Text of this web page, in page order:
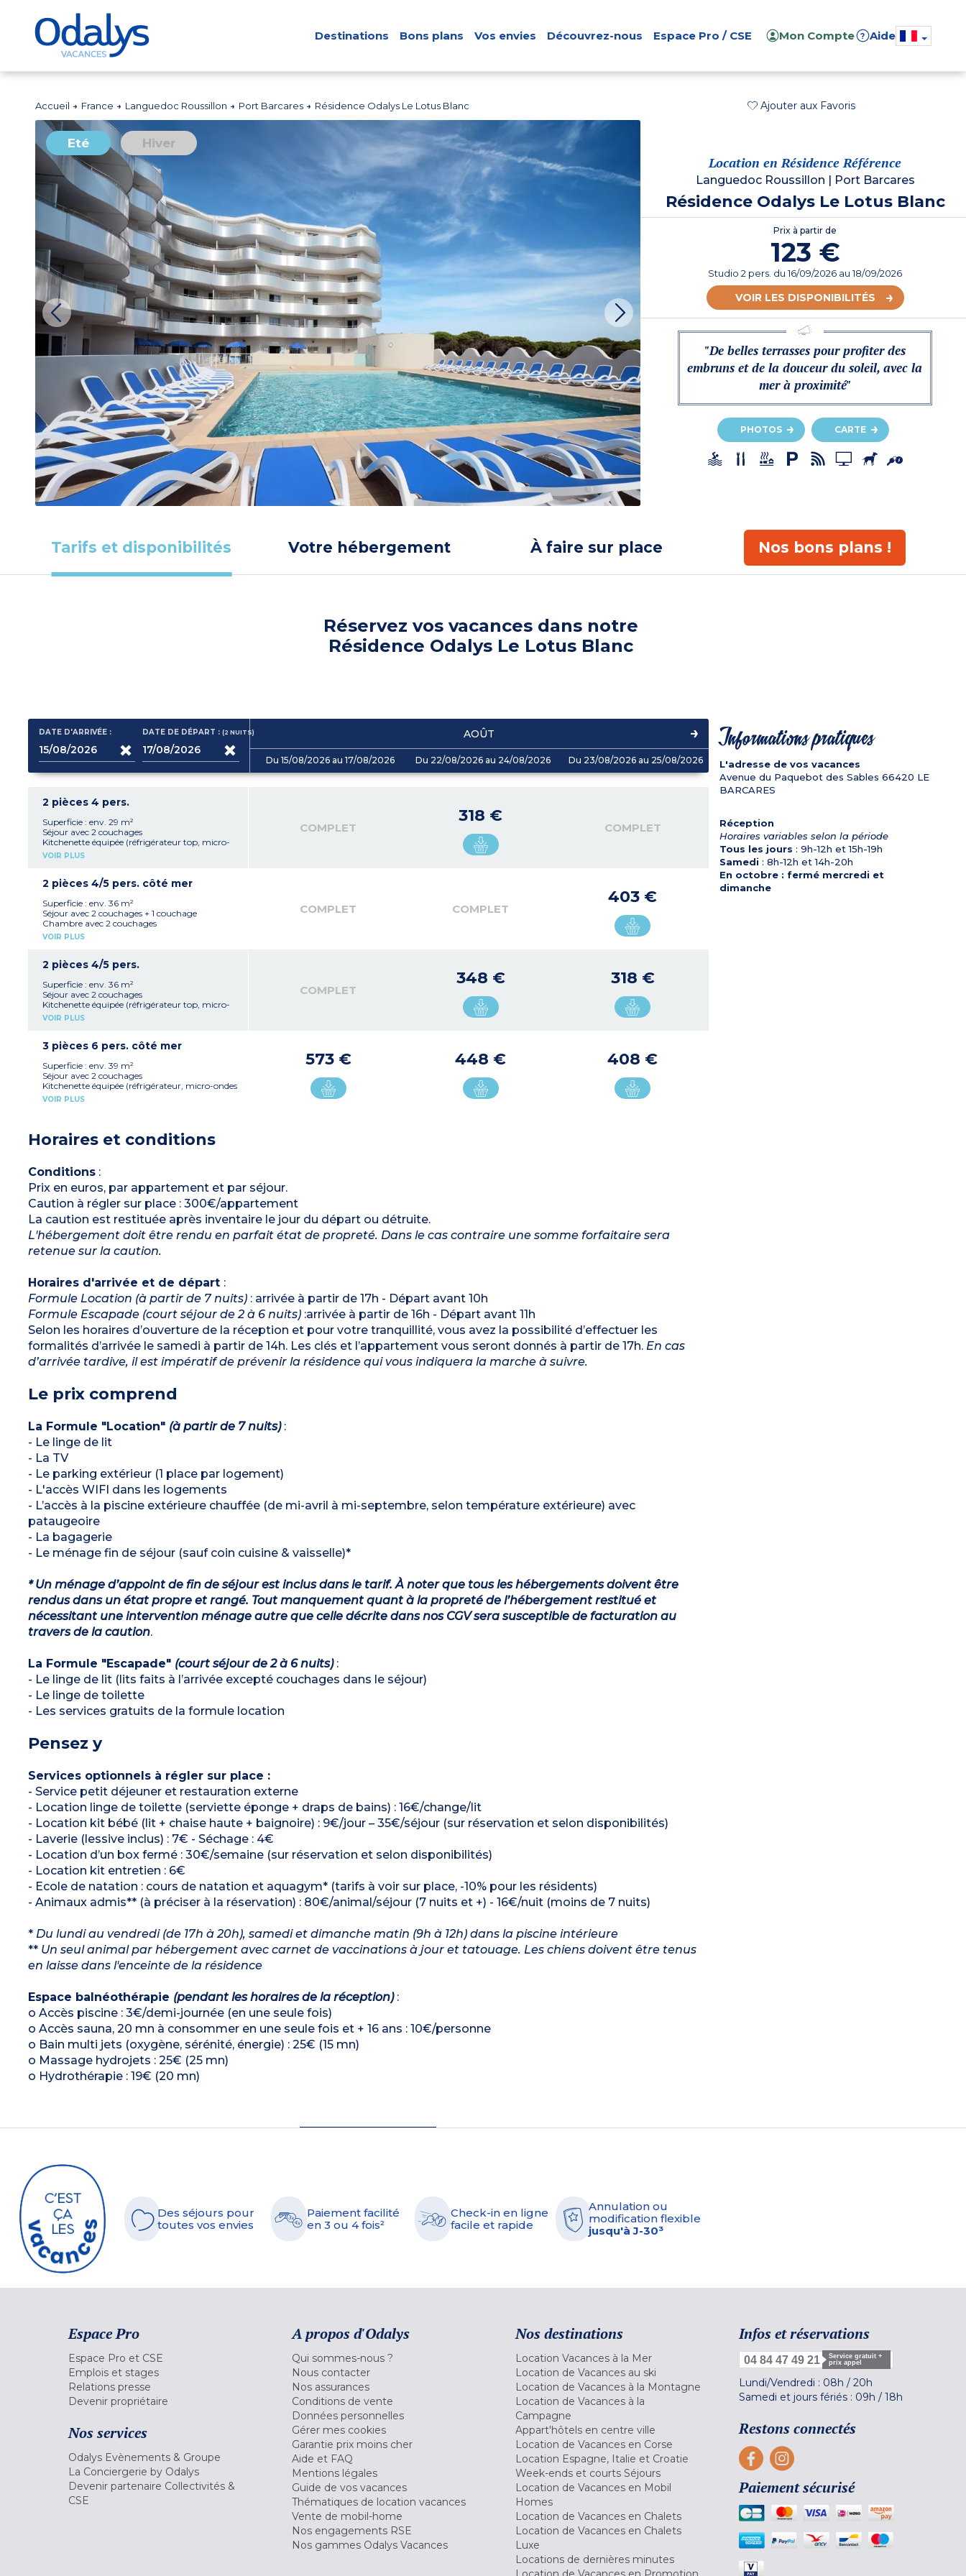
Destinations Bons plans Vos envies Découvrez-nous Espace Pro / CSE Mon Compte ? Aide
Accueil France Languedoc Roussillon Port Barcares Résidence Odalys Le Lotus Blanc Ajouter aux Favoris
Eté Hiver
Location en Résidence Référence
Languedoc Roussillon Port Barcares
Résidence Odalys Le Lotus Blanc
Prix à partir de
123 €
Studio 2 pers. du16/09/2026 au 18/09/2026
VOIR LES DISPONIBILITÉS
"De belles terrasses pour profiter des
embruns et de la douceur du soleil, avec la
mer à proximité"
PHOTOS CARTE
Tarifs et disponibilités Votre hébergement À faire sur place Nos bons plans !
Réservez vos vacances dans notre
Résidence Odalys Le Lotus Blanc
DATE D'ARRIVÉE : DATE DE DÉPART :(2NUITS) AOÛT
Du 15/08/2026 au 17/08/2026 Du 22/08/2026 au 24/08/2026 Du 23/08/2026 au 25/08/2026
2 pièces 4 pers.
Superficie : env. 29 m²
Séjour avec 2 couchages
Kitchenette équipée (réfrigérateur top, micro-
ondes mixte, plaque vitrocéramique 2 feux,
et certains logements selon la configuration de
la cuisine)
Chambre avec 2 couchages
Salle de douche avec WC
VOIR PLUS
COMPLET
318 €
COMPLET
2 pièces 4/5 pers. côté mer
Superficie : env. 36 m²
Séjour avec 2 couchages + 1 couchage
Chambre avec 2 couchages
Kitchenette équipée (réfrigérateur top, micro-
Salle de douche avec WC
VOIR PLUS
COMPLET COMPLET
403 €
2 pièces 4/5 pers.
Superficie : env. 36 m²
Séjour avec 2 couchages
Kitchenette équipée (réfrigérateur top, micro-
ondes mixte, plaque vitrocéramique 2 feux,
+ 1 couchage
Salle de douche avec WC
VOIR PLUS
COMPLET
348 € 318 €
3 pièces 6 pers. côté mer
Superficie : env. 39 m²
Séjour avec 2 couchages
Kitchenette équipée (réfrigérateur, micro-ondes
mixte, plaque vitrocéramique 4 feux, lave-
personne à mobilité réduite)
VOIR PLUS
573 € 448 € 408 €
Horaires et conditions
Conditions:
Prix en euros, par appartement et par séjour.
Caution à régler sur place : 300€/appartement
La caution est restituée après inventaire le jour du départ ou détruite.
L'hébergement doit être rendu en parfait état de propreté. Dans le cas contraire une somme forfaitaire sera
retenue sur la caution.
Horaires d'arrivée et de départ :
Formule Location (à partir de 7 nuits): arrivée à partir de 17h - Départ avant 10h
Formule Escapade (court séjour de 2 à 6 nuits):arrivée à partir de 16h - Départ avant 11h
Selon les horaires d’ouverture de la réception et pour votre tranquillité, vous avez la possibilité d’effectuer les
formalités d’arrivée le samedi à partir de 14h. Les clés et l’appartement vous seront donnés à partir de 17h. En cas
d’arrivée tardive, il est impératif de prévenir la résidence qui vous indiquera la marche à suivre.
Le prix comprend
La Formule "Location" (à partir de 7 nuits):
- Le linge de lit
- La TV
- Le parking extérieur (1 place par logement)
- L'accès WIFI dans les logements
- L’accès à la piscine extérieure chauffée (de mi-avril à mi-septembre, selon température extérieure) avec
pataugeoire
- La bagagerie
- Le ménage fin de séjour (sauf coin cuisine & vaisselle)*
* Un ménage d’appoint de fin de séjour est inclus dans le tarif. À noter que tous les hébergements doivent être
rendus dans un état propre et rangé. Tout manquement quant à la propreté de l’hébergement restitué et
nécessitant une intervention ménage autre que celle décrite dans nos CGV sera susceptible de facturation au
travers de la caution.
La Formule "Escapade" (court séjour de 2 à 6 nuits):
- Le linge de lit (lits faits à l’arrivée excepté couchages dans le séjour)
- Le linge de toilette
- Les services gratuits de la formule location
Pensez y
Services optionnels à régler sur place :
- Service petit déjeuner et restauration externe
- Location linge de toilette (serviette éponge + draps de bains) : 16€/change/lit
- Location kit bébé (lit + chaise haute + baignoire) : 9€/jour – 35€/séjour (sur réservation et selon disponibilités)
- Laverie (lessive inclus) : 7€ - Séchage : 4€
- Location d’un box fermé : 30€/semaine (sur réservation et selon disponibilités)
- Location kit entretien : 6€
- Ecole de natation : cours de natation et aquagym* (tarifs à voir sur place, -10% pour les résidents)
- Animaux admis** (à préciser à la réservation) : 80€/animal/séjour (7 nuits et +) - 16€/nuit (moins de 7 nuits)
* Du lundi au vendredi (de 17h à 20h), samedi et dimanche matin (9h à 12h) dans la piscine intérieure
** Un seul animal par hébergement avec carnet de vaccinations à jour et tatouage. Les chiens doivent être tenus
en laisse dans l'enceinte de la résidence
Espace balnéothérapie (pendant les horaires de la réception):
o Accès piscine : 3€/demi-journée (en une seule fois)
o Accès sauna, 20 mn à consommer en une seule fois et + 16 ans : 10€/personne
o Bain multi jets (oxygène, sérénité, énergie) : 25€ (15 mn)
o Massage hydrojets : 25€ (25 mn)
o Hydrothérapie : 19€ (20 mn)
Informations pratiques
L'adresse de vos vacances
Avenue du Paquebot des Sables 66420 LE
BARCARES
Réception
Horaires variables selon la période
Tous les jours : 9h-12h et 15h-19h
Samedi : 8h-12h et 14h-20h
En octobre : fermé mercredi et
dimanche
Des séjours pour
toutes vos envies
Paiement facilité
en 3 ou 4 fois²
Check-in en ligne
facile et rapide
Annulation ou
modification flexible
jusqu'à J-30³
Espace Pro
Espace Pro et CSE
Emplois et stages
Relations presse
Devenir propriétaire
Nos services
Odalys Evènements & Groupe
La Conciergerie by Odalys
Devenir partenaire Collectivités &
CSE
A propos d'Odalys
Qui sommes-nous ?
Nous contacter
Nos assurances
Conditions de vente
Données personnelles
Gérer mes cookies
Garantie prix moins cher
Aide et FAQ
Mentions légales
Guide de vos vacances
Thématiques de location vacances
Vente de mobil-home
Nos engagements RSE
Nos gammes Odalys Vacances
Nos destinations
Location Vacances à la Mer
Location de Vacances au ski
Location de Vacances à la Montagne
Location de Vacances à la
Campagne
Appart'hôtels en centre ville
Location de Vacances en Corse
Location Espagne, Italie et Croatie
Week-ends et courts Séjours
Location de Vacances en Mobil
Homes
Location de Vacances en Chalets
Location de Vacances en Chalets
Luxe
Locations de dernières minutes
Infos et réservations
04 84 47 49 21
Service gratuit +
prix appel
Lundi/Vendredi : 08h / 20h
Samedi et jours fériés : 09h / 18h
Restons connectés
Paiement sécurisé